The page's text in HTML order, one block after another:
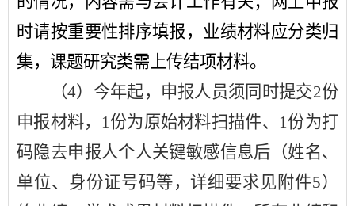
时请按重要性排序填报，业绩材料应分类归
集，课题研究类需上传结项材料。
（4）今年起，申报人员须同时提交2份
申报材料，
1份为原始材料扫描件、 1份为打
码隐去申报人个人关键敏感信息后（姓名、
单位、身份证号码等，详细要求见附件5）